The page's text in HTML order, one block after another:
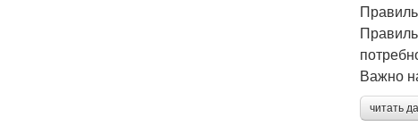
Важно
читать